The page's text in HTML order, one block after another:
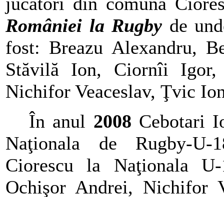
României la Rugby de
fost: Breazu Alexandru,
Stăvilă Ion, Ciornîi
Nichifor Veaceslav, Ţvic
În anul 2008 Cebotari
Naţionala de Rugby-U-
Ciorescu la Naţionala
Ochişor Andrei, Nichifor